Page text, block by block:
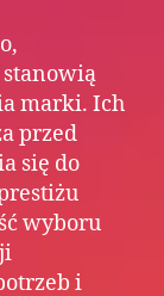
marki. Ich
przed
się do
wyboru
i